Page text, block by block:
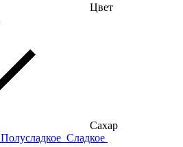
Цвет
Сахар
Полусладкое Сладкое